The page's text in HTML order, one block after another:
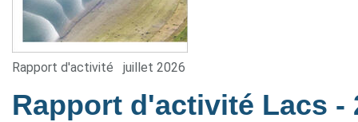
Rapport d'activité juillet 2026
Rapport d'activité Lacs -